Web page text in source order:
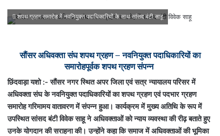
शपथ ग्रहण समारोह में नवनियुक्त पदाधिकारियों के साथ सांसद बंटी साहू
सौंसर अधिवक्ता संघ शपथ ग्रहण – नवनियुक्त पदाधिकारियों का
समारोहपूर्वक शपथ ग्रहण संपन्न
छिंदवाड़ा यशो :- सौंसर नगर स्थित अपर जिला एवं सत्र न्यायालय परिसर में
अधिवक्ता संघ के नवनियुक्त पदाधिकारियों का शपथ ग्रहण एवं पदभार ग्रहण
समारोह गरिमामय वातावरण में संपन्न हुआ। कार्यक्रम में मुख्य अतिथि के रूप में
उपस्थित सांसद बंटी विवेक साहू ने अधिवक्ताओं को न्याय व्यवस्था की रीढ़ बताते हुए
उनके योगदान की सराहना की। उन्होंने कहा कि समाज में अधिवक्ताओं की भूमिका